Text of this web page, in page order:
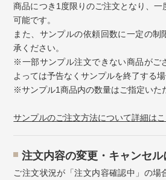
商品につき1度限りのご注文となり、
可能です。
また、サンプルの依頼回数に一定の制
承ください。
※一部サンプル注文できない商品がご
よっては予告なくサンプルを終了する場
※サンプル1商品内の数量はご指定いた
サンプルのご注文方法について詳細は
注⽂内容の変更・キャンセル
ご注文状況が「注文内容確認中」の場